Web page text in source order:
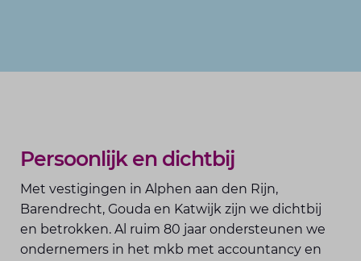
Persoonlijk en dichtbij
Met vestigingen in Alphen aan den Rijn,
Barendrecht, Gouda en Katwijk zijn we dichtbij
en betrokken. Al ruim 80 jaar ondersteunen we
ondernemers in het mkb met accountancy en